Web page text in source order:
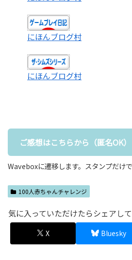
にほんブログ村
にほんブログ村
ご感想はこちらから（匿名OK）
Waveboxに遷移します。スタンプだけ
100人赤ちゃんチャレンジ
気に入っていただけたらシェアし
X Bluesky